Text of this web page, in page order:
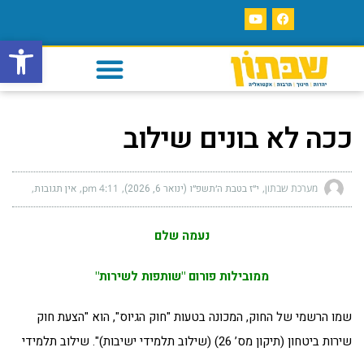
פתח
ככה לא בונים שילוב
מערכת שבתון י״ז בטבת ה׳תשפ״ו (ינואר 6, 2026) 4:11 pm אין תגובות
נעמה שלם
ממובילות פורום "שותפות לשירות"
שמו הרשמי של החוק, המכונה בטעות "חוק הגיוס", הוא "הצעת חוק
שירות ביטחון (תיקון מס’ 26) (שילוב תלמידי ישיבות)". שילוב תלמידי